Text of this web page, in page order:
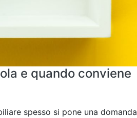
e quando conviene
spesso si pone una domanda